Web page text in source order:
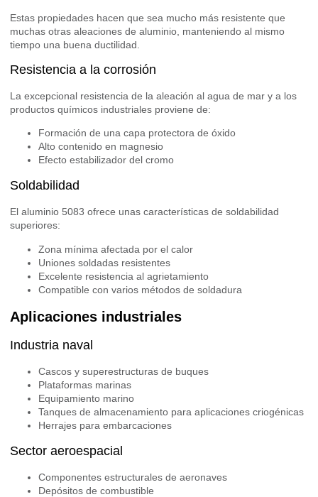
Estas propiedades hacen que sea mucho más resistente que
muchas otras aleaciones de aluminio, manteniendo al mismo
tiempo una buena ductilidad.
Resistencia a la corrosión
La excepcional resistencia de la aleación al agua de mar y a los
productos químicos industriales proviene de:
Formación de una capa protectora de óxido
Alto contenido en magnesio
Efecto estabilizador del cromo
Soldabilidad
El aluminio 5083 ofrece unas características de soldabilidad
superiores:
Zona mínima afectada por el calor
Uniones soldadas resistentes
Excelente resistencia al agrietamiento
Compatible con varios métodos de soldadura
Aplicaciones industriales
Industria naval
Cascos y superestructuras de buques
Plataformas marinas
Equipamiento marino
Tanques de almacenamiento para aplicaciones criogénicas
Herrajes para embarcaciones
Sector aeroespacial
Componentes estructurales de aeronaves
Depósitos de combustible